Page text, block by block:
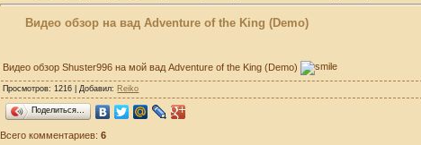
Видео обзор на вад Adventure of the King (Demo)
Видео обзор Shuster996 на мой вад Adventure of the King (Demo)
Просмотров: 1216 | Добавил: Reiko
Поделиться…
Всего комментариев:6